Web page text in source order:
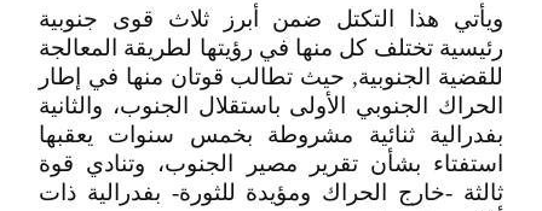
ويأتي هذا التكتل ضمن أبرز ثلاث قوى جنوبية
رئيسية تختلف كل منها في رؤيتها لطريقة المعالجة
للقضية الجنوبية, حيث تطالب قوتان منها في إطار
الحراك الجنوبي الأولى باستقلال الجنوب، والثانية
بفدرالية ثنائية مشروطة بخمس سنوات يعقبها
استفتاء بشأن تقرير مصير الجنوب، وتنادي قوة
ثالثة -خارج الحراك ومؤيدة للثورة- بفدرالية ذات